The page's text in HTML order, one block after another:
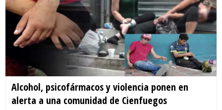
Alcohol, psicofármacos y violencia ponen en
alerta a una comunidad de Cienfuegos